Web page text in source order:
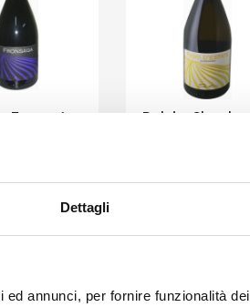
Dettagli
annunci, per fornire funzionalità
Fronsaga
Delai -